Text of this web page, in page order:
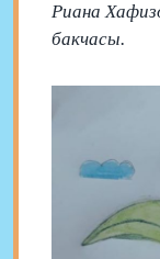
Риана
бакчасы.